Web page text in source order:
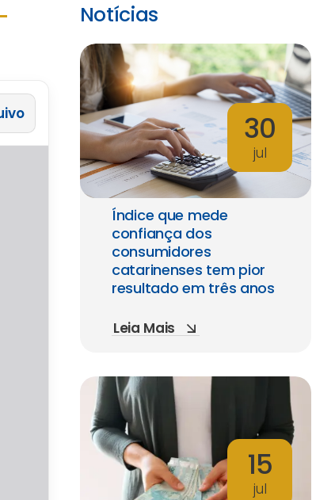
Notícias
30
jul
Índice que mede
confiança dos
consumidores
catarinenses tem pior
resultado em três anos
Leia Mais
15
jul